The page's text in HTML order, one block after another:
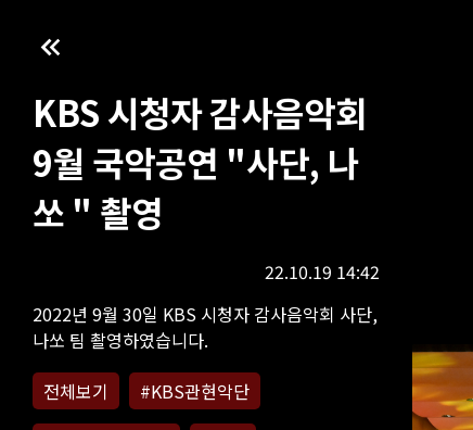
KBS 시청자 감사음악회
9월 국악공연 "사단, 나
쏘 " 촬영
22.10.19 14:42
2022년 9월 30일 KBS 시청자 감사음악회 사단,
나쏘 팀 촬영하였습니다.
전체보기
#KBS관현악단